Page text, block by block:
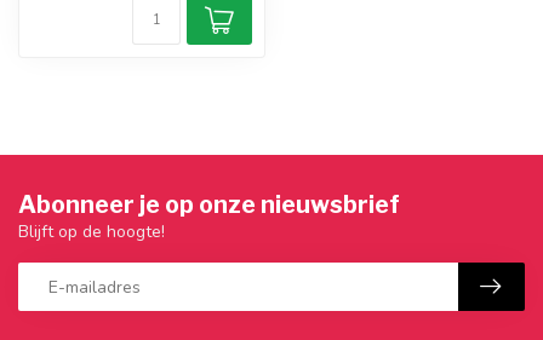
Abonneer je op onze nieuwsbrief
Blijft op de hoogte!